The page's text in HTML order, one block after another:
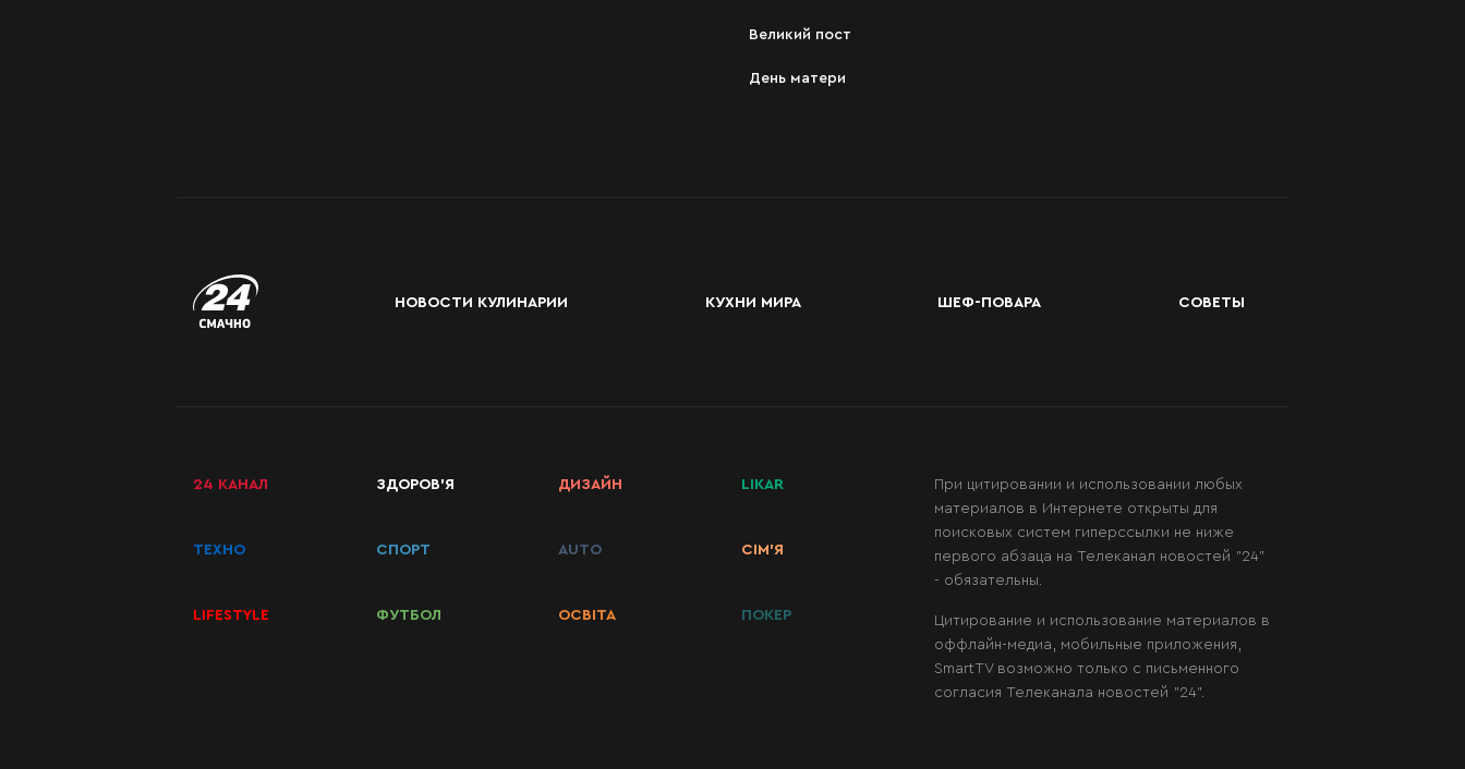
Великий пост
День матери
НОВОСТИ КУЛИНАРИИ КУХНИ МИРА ШЕФ-ПОВАРА СОВЕТЫ
24 КАНАЛ
ТЕХНО
LIFESTYLE
ЗДОРОВ’Я
СПОРТ
ФУТБОЛ
ДИЗАЙН
AUTO
ОСВІТА
LIKAR
СІМ’Я
ПОКЕР
При цитировании и использовании любых
материалов в Интернете открыты для
поисковых систем гиперссылки не ниже
первого абзаца на Телеканал новостей "24"
- обязательны.
Цитирование и использование материалов в
оффлайн-медиа, мобильные приложения,
SmartTV возможно только с письменного
согласия Телеканала новостей "24".